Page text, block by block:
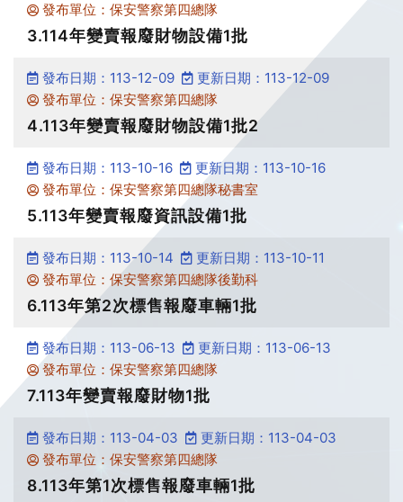
發布單位：保安警察第四總隊
3.114年變賣報廢財物設備1批
發布日期：113-12-09
更新日期：113-12-09
發布單位：保安警察第四總隊
4.113年變賣報廢財物設備1批2
發布日期：113-10-16
更新日期：113-10-16
發布單位：保安警察第四總隊秘書室
5.113年變賣報廢資訊設備1批
發布日期：113-10-14
更新日期：113-10-11
發布單位：保安警察第四總隊後勤科
6.113年第2次標售報廢車輛1批
發布日期：113-06-13
更新日期：113-06-13
發布單位：保安警察第四總隊
7.113年變賣報廢財物1批
發布日期：113-04-03
更新日期：113-04-03
發布單位：保安警察第四總隊
8.113年第1次標售報廢車輛1批